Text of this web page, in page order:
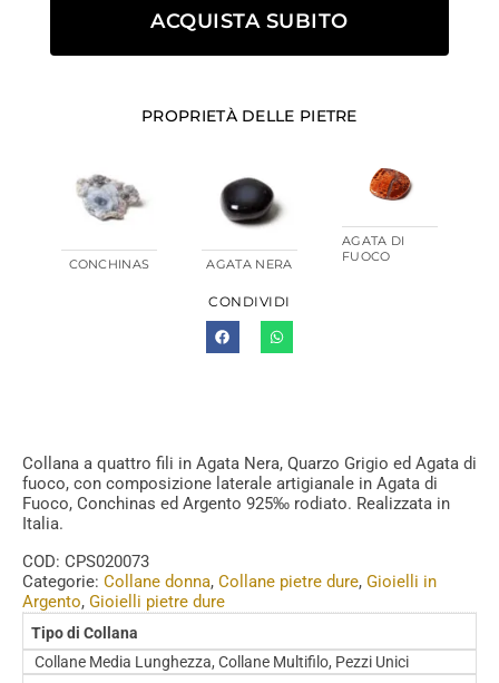
ACQUISTA SUBITO
PROPRIETÀ DELLE PIETRE
CONCHINAS AGATA NERA
AGATA DI
FUOCO
CONDIVIDI
Collana a quattro fili in Agata Nera, Quarzo Grigio ed Agata di
fuoco, con composizione laterale artigianale in Agata di
Fuoco, Conchinas ed Argento 925‰ rodiato. Realizzata in
Italia.
COD: CPS020073
Categorie: Collane donna, Collane pietre dure, Gioielli in
Argento, Gioielli pietre dure
Tipo di Collana
Collane Media Lunghezza, Collane Multifilo, Pezzi Unici